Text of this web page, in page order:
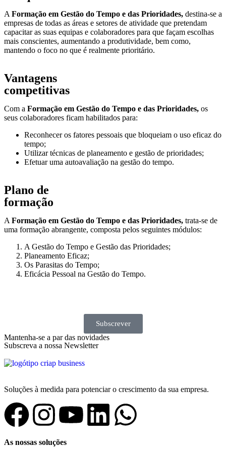
A Formação em Gestão do Tempo e das Prioridades, destina-se a
empresas de todas as áreas e setores de atividade que pretendam
capacitar as suas equipas e colaboradores para que façam escolhas
mais conscientes, aumentando a produtividade, bem como,
mantendo o foco no que é realmente prioritário.
Vantagens
competitivas
Com a Formação em Gestão do Tempo e das Prioridades, os
seus colaboradores ficam habilitados para:
Reconhecer os fatores pessoais que bloqueiam o uso eficaz do
tempo;
Utilizar técnicas de planeamento e gestão de prioridades;
Efetuar uma autoavaliação na gestão do tempo.
Plano de
formação
A Formação em Gestão do Tempo e das Prioridades, trata-se de
uma formação abrangente, composta pelos seguintes módulos:
A Gestão do Tempo e Gestão das Prioridades;
Planeamento Eficaz;
Os Parasitas do Tempo;
Eficácia Pessoal na Gestão do Tempo.
Subscrever
Mantenha-se a par das novidades
Subscreva a nossa Newsletter
Soluções à medida para potenciar o crescimento da sua empresa.
As nossas soluções